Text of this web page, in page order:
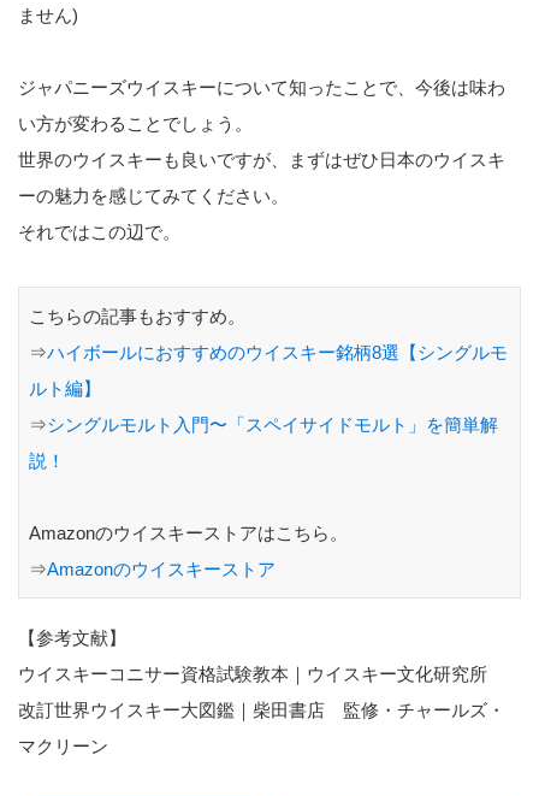
ません)
ジャパニーズウイスキーについて知ったことで、今後は味わ
い方が変わることでしょう。
世界のウイスキーも良いですが、まずはぜひ日本のウイスキ
ーの魅力を感じてみてください。
それではこの辺で。
こちらの記事もおすすめ。
⇒ハイボールにおすすめのウイスキー銘柄8選【シングルモ
ルト編】
⇒シングルモルト入門〜「スペイサイドモルト」を簡単解
説！
Amazonのウイスキーストアはこちら。
⇒Amazonのウイスキーストア
【参考文献】
ウイスキーコニサー資格試験教本｜ウイスキー文化研究所
改訂世界ウイスキー大図鑑｜柴田書店 監修・チャールズ・
マクリーン